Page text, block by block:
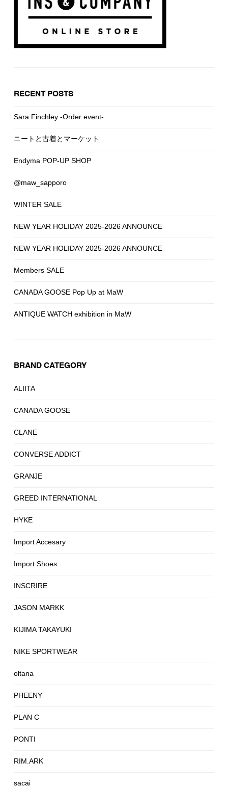
RECENT POSTS
Sara Finchley -Order event-
ニートと古着とマーケット
Endyma POP-UP SHOP
@maw_sapporo
WINTER SALE
NEW YEAR HOLIDAY 2025-2026 ANNOUNCE
NEW YEAR HOLIDAY 2025-2026 ANNOUNCE
Members SALE
CANADA GOOSE Pop Up at MaW
ANTIQUE WATCH exhibition in MaW
BRAND CATEGORY
ALIITA
CANADA GOOSE
CLANE
CONVERSE ADDICT
GRANJE
GREED INTERNATIONAL
HYKE
Import Accesary
Import Shoes
INSCRIRE
JASON MARKK
KIJIMA TAKAYUKI
NIKE SPORTWEAR
oltana
PHEENY
PLAN C
PONTI
RIM.ARK
sacai